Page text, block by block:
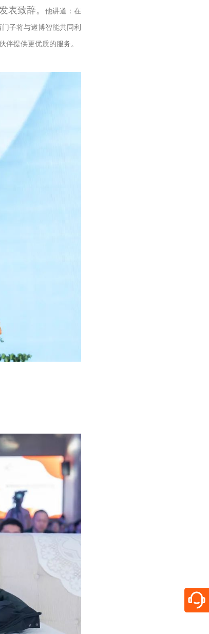
表致辞。他讲道：在
子将与遨博智能共同利
伴提供更优质的服务。